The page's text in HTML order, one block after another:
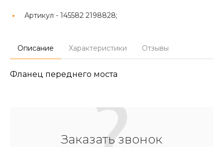
Артикул - 145582 2198828;
Описание Характеристики Отзывы
Фланец переднего моста
Заказать звонок